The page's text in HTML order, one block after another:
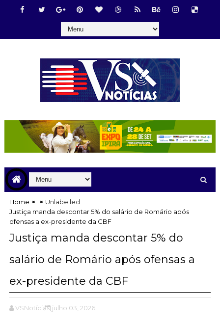
Home
Unlabelled
Justiça manda descontar 5% do salário de Romário após
ofensas a ex-presidente da CBF
Justiça manda descontar 5% do
salário de Romário após ofensas a
ex-presidente da CBF
VSNotícias julho 03, 2026